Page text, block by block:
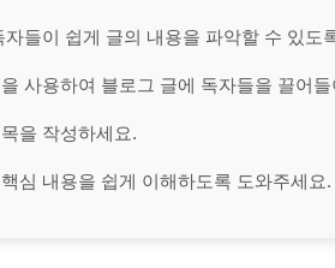
자들이 쉽게 글의 내용을 파악할 수 있도
사용하여 블로그 글에 독자들을 끌어들
을 작성하세요.
심 내용을 쉽게 이해하도록 도와주세요.